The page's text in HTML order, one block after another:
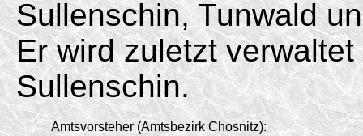
Sullenschin, Tunwald
Er wird zuletzt
Sullenschin.
Amtsvorsteher (Amtsbezirk Chosnitz):